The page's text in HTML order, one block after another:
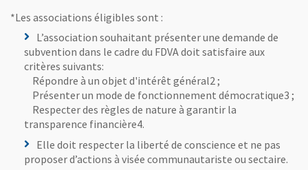
*Les associations éligibles sont :
L’association souhaitant présenter une demande de
subvention dans le cadre du FDVA doit satisfaire aux
critères suivants:
Répondre à un objet d'intérêt général2 ;
Présenter un mode de fonctionnement démocratique3 ;
Respecter des règles de nature à garantir la
transparence financière4.
Elle doit respecter la liberté de conscience et ne pas
proposer d’actions à visée communautariste ou sectaire.